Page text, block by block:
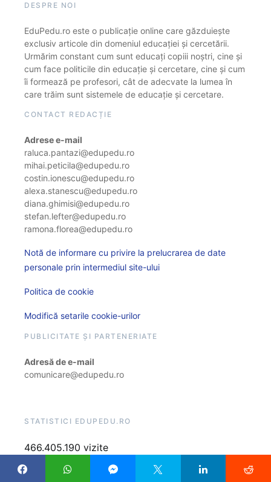
DESPRE NOI
EduPedu.ro este o publicație online care găzduiește
exclusiv articole din domeniul educației și cercetării.
Urmărim constant cum sunt educați copiii noștri, cine și
cum face politicile din educație și cercetare, cine și cum
îi formează pe profesori, cât de adecvate la lumea în
care trăim sunt sistemele de educație și cercetare.
CONTACT REDACȚIE
Adrese e-mail
raluca.pantazi@edupedu.ro
mihai.peticila@edupedu.ro
costin.ionescu@edupedu.ro
alexa.stanescu@edupedu.ro
diana.ghimisi@edupedu.ro
stefan.lefter@edupedu.ro
ramona.florea@edupedu.ro
Notă de informare cu privire la prelucrarea de date
personale prin intermediul site-ului
Politica de cookie
Modifică setarile cookie-urilor
PUBLICITATE ȘI PARTENERIATE
Adresă de e-mail
comunicare@edupedu.ro
STATISTICI EDUPEDU.RO
466.405.190 vizite